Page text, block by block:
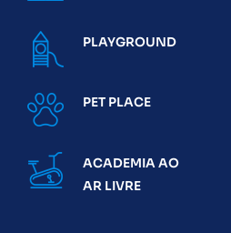
PLAYGROUND
PET PLACE
ACADEMIA AO
AR LIVRE